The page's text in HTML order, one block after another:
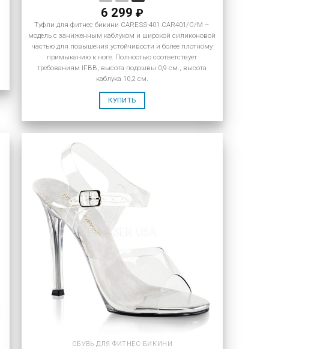
6 299 ₽
Туфли для фитнес бикини CARESS-401 CAR401/C/M –
модель с заниженным каблуком и широкой силиконовой
частью для повышения устойчивости и более плотному
примыканию к ноге. Полностью соответствует
требованиям IFBB, высота подошвы 0,9 см., высота
каблука 10,2 см.
КУПИТЬ
ОБУВЬ ДЛЯ ФИТНЕС-БИКИНИ